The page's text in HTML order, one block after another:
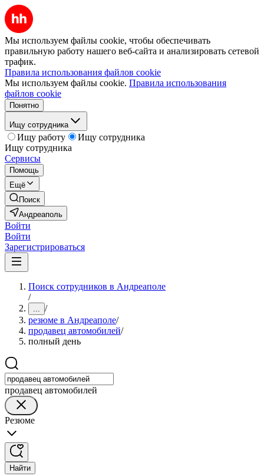
Мы используем файлы cookie, чтобы обеспечивать
правильную работу нашего веб-сайта и анализировать сетевой
трафик.
Правила использования файлов cookie
Мы используем файлы cookie. Правила использования
файлов cookie
Понятно
Ищу сотрудника
Ищу работу
Ищу сотрудника
Ищу сотрудника
Сервисы
Помощь
Ещё
Поиск
Андреаполь
Войти
Войти
Зарегистрироваться
Поиск сотрудников в Андреаполе
/
... /
резюме в Андреаполе/
продавец автомобилей/
полный день
продавец автомобилей
Резюме
Найти